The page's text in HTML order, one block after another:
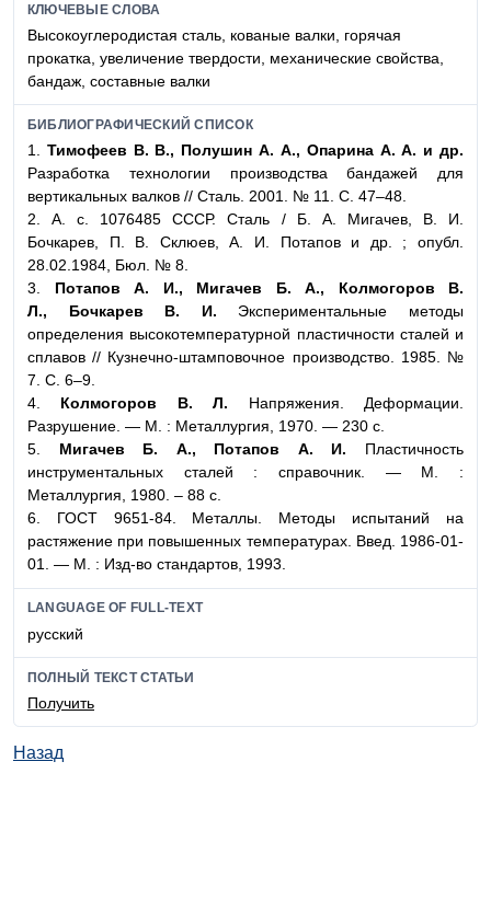
КЛЮЧЕВЫЕ СЛОВА
Высокоуглеродистая сталь, кованые валки, горячая
прокатка, увеличение твердости, механические свойства,
бандаж, составные валки
БИБЛИОГРАФИЧЕСКИЙ СПИСОК
1. Тимофеев В. В., Полушин А. А., Опарина А. А. и др.
Разработка технологии производства бандажей для
вертикальных валков // Сталь. 2001. № 11. С. 47–48.
2. А. с. 1076485 СССР. Сталь / Б. А. Мигачев, В. И.
Бочкарев, П. В. Склюев, А. И. Потапов и др. ; опубл.
28.02.1984, Бюл. № 8.
3.
Потапов А. И., Мигачев Б. А., Колмогоров В.
Л., Бочкарев В. И. Экспериментальные методы
определения высокотемпературной пластичности сталей и
сплавов // Кузнечно-штамповочное производство. 1985. №
7. С. 6–9.
4. Колмогоров В. Л. Напряжения. Деформации.
Разрушение. — М. : Металлургия, 1970. — 230 с.
5. Мигачев Б. А., Потапов А. И. Пластичность
инструментальных сталей : справочник. — М. :
Металлургия, 1980. – 88 с.
6. ГОСТ 9651-84. Металлы. Методы испытаний на
растяжение при повышенных температурах. Введ. 1986-01-
01. — М. : Изд-во стандартов, 1993.
LANGUAGE OF FULL-TEXT
русский
ПОЛНЫЙ ТЕКСТ СТАТЬИ
Получить
Назад